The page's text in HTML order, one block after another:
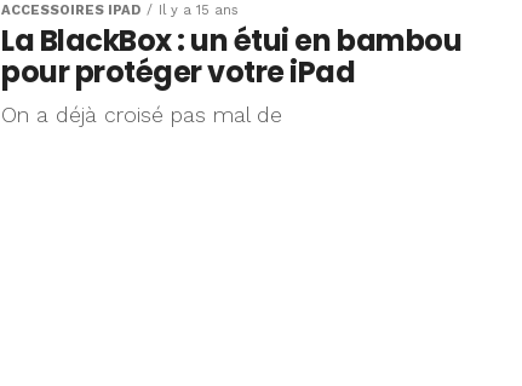
ACCESSOIRES IPAD Il y a 15 ans
La BlackBox : un étui en bambou
pour protéger votre iPad
On a déjà croisé pas mal de